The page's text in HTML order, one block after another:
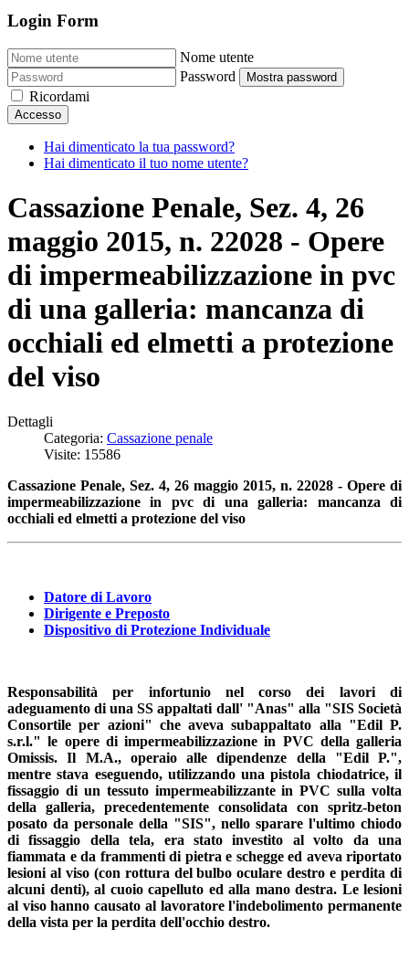
Login Form
Nome utente
Password
Mostra password
Ricordami
Accesso
Hai dimenticato la tua password?
Hai dimenticato il tuo nome utente?
Cassazione Penale, Sez. 4, 26
maggio 2015, n. 22028 - Opere
di impermeabilizzazione in pvc
di una galleria: mancanza di
occhiali ed elmetti a protezione
del viso
Dettagli
Categoria: Cassazione penale
Visite: 15586
Cassazione Penale, Sez. 4, 26 maggio 2015, n. 22028 - Opere di
impermeabilizzazione in pvc di una galleria: mancanza di
occhiali ed elmetti a protezione del viso
Datore di Lavoro
Dirigente e Preposto
Dispositivo di Protezione Individuale
Responsabilità per infortunio nel corso dei lavori di
adeguamento di una SS appaltati dall' "Anas" alla "SIS Società
Consortile per azioni" che aveva subappaltato alla "Edil P.
s.r.l." le opere di impermeabilizzazione in PVC della galleria
Omissis. Il M.A., operaio alle dipendenze della "Edil P.",
mentre stava eseguendo, utilizzando una pistola chiodatrice, il
fissaggio di un tessuto impermeabilizzante in PVC sulla volta
della galleria, precedentemente consolidata con spritz-beton
posato da personale della "SIS", nello sparare l'ultimo chiodo
di fissaggio della tela, era stato investito al volto da una
fiammata e da frammenti di pietra e schegge ed aveva riportato
lesioni al viso (con rottura del bulbo oculare destro e perdita di
alcuni denti), al cuoio capelluto ed alla mano destra. Le lesioni
al viso hanno causato al lavoratore l'indebolimento permanente
della vista per la perdita dell'occhio destro.